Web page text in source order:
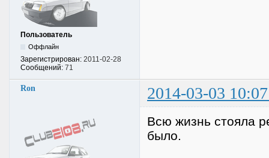
Пользователь
Оффлайн
Зарегистрирован: 2011-02-28
Сообщений: 71
Ron 2014-03-03
Всю жизнь стояла
было.